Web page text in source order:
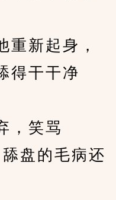
新起身，
得干干净
笑骂
盘的毛病还